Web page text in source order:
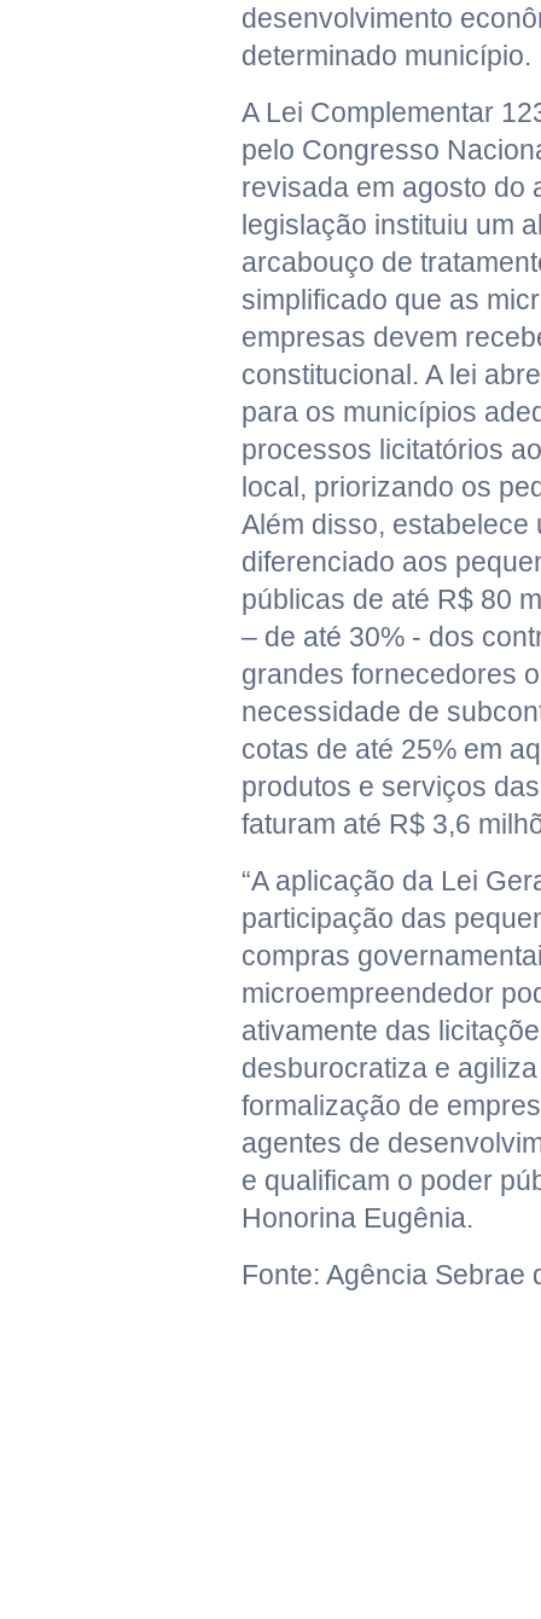
desenvolvimento
determinado município.
A Lei Complementar
pelo Congresso
revisada em agosto do
legislação instituiu um
arcabouço de
simplificado que as
empresas devem
constitucional. A lei
para os municípios
processos licitatórios
local, priorizando os
Além disso, estabelece
diferenciado aos
públicas de até R$ 80
– de até 30% - dos
grandes fornecedores
necessidade de
cotas de até 25% em
produtos e serviços
faturam até R$ 3,6
“A aplicação da Lei
participação das
compras
microempreendedor
ativamente das
desburocratiza e
formalização de
agentes de
e qualificam o poder
Honorina Eugênia.
Fonte: Agência Sebrae